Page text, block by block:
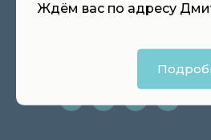
Ждём вас по адресу
Корпоративный отдел: